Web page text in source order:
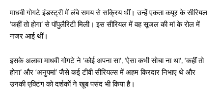
माधवी गोगटे इंडस्ट्री में लंबे समय से सक्रिय थीं। उन्हें एकता कपूर के सीरियल
‘कहीं तो होगा’ से पॉपुलैरिटी मिली। इस सीरियल में वह सूजल की मां के रोल में
नजर आई थीं।
इसके अलावा माधवी गोगटे ने ‘कोई अपना सा’, ‘ऐसा कभी सोचा ना था’, ‘कहीं तो
होगा’ और ‘अनुपमां’ जैसे कई टीवी सीरियल्स में अहम किरदार निभाए थे और
उनकी एक्टिंग को दर्शकों ने खूब पसंद भी किया है।